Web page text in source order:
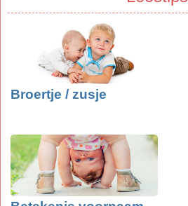
Broertje / zusje